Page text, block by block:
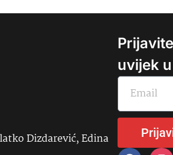
Dizdarević, Edina
uvijek